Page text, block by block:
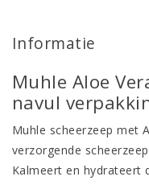
Informatie
Muhle Aloe
navul
Muhle scheerzeep met
verzorgende
Kalmeert en hydrateert